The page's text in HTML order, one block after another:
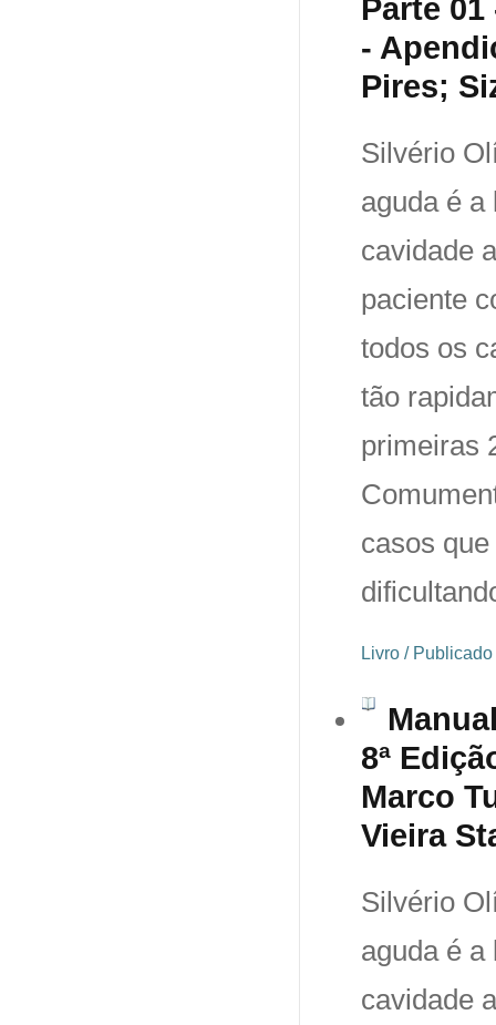
Parte
-
Pires;
Silvério
aguda é a
cavidade
paciente
todos os
tão
primeiras
casos
Livro /
8ª
Marco
Vieira
Silvério
aguda é a
cavidade